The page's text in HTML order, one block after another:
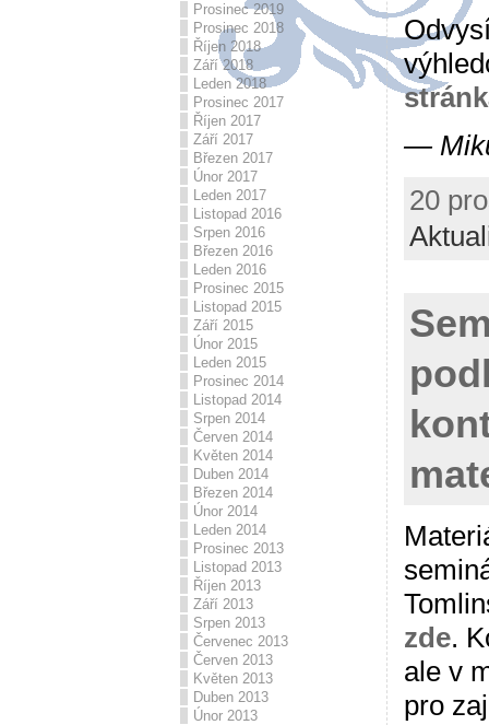
Prosinec 2019
Prosinec 2018
Říjen 2018
Září 2018
Leden 2018
Prosinec 2017
Říjen 2017
Září 2017
Březen 2017
Únor 2017
Leden 2017
Listopad 2016
Srpen 2016
Březen 2016
Leden 2016
Prosinec 2015
Listopad 2015
Září 2015
Únor 2015
Leden 2015
Prosinec 2014
Listopad 2014
Srpen 2014
Červen 2014
Květen 2014
Duben 2014
Březen 2014
Únor 2014
Leden 2014
Prosinec 2013
Listopad 2013
Říjen 2013
Září 2013
Srpen 2013
Červenec 2013
Červen 2013
Květen 2013
Duben 2013
Únor 2013
—
20
zde.
ale v
pro